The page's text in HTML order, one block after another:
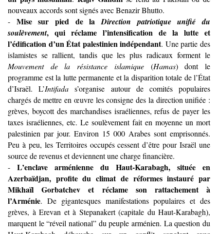
nouveaux accords sont signés avec Benazir Bhutto.
- Mise sur pied de laDirection patriotique unifié du
soulèvement, qui réclame l’intensification de la lutte et
l’édification d’un État palestinien indépendant. Une partie des
islamistes se rallient, tandis que les plus radicaux forment le
Mouvement de la résistance islamique(Hamas) dont le
programme est la lutte permanente et la disparition totale de l’État
d’Israël. L’Intifada s’organise autour de comités populaires
chargés de mettre en œuvre les consigne des la direction unifiée :
grèves, boycott des marchandises israéliennes, refus de payer les
taxes israéliennes, etc. Le soulèvement fait en moyenne un mort
palestinien par jour. Environ 15 000 Arabes sont emprisonnés.
Peu à peu, les Territoires occupés cessent d’être pour Israël une
source de revenus et deviennent une charge financière.
- L’enclave arménienne du Haut-Karabagh, située en
Azerbaïdjan, profite du climat de réformes instauré par
Mikhaïl Gorbatchev et réclame son rattachement à
l’Arménie. De gigantesques manifestations populaires et des
grèves, à Erevan et à Stepanakert (capitale du Haut-Karabagh),
marquent le “réveil national” du peuple arménien. La question du